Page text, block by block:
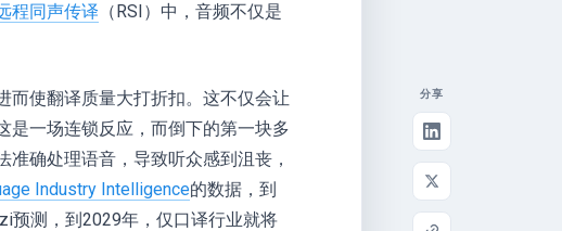
程同声传译 （RSI）中，音频不仅是
而使翻译质量大打折扣。这不仅会让
是一场连锁反应，而倒下的第一块多
确处理语音，导致听众感到沮丧，
Industry Intelligence的数据，到
预测，到2029年，仅口译行业就将
分享